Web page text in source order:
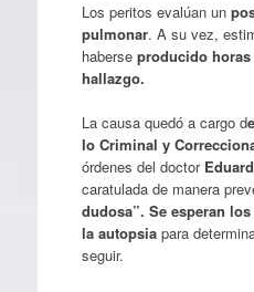
Los peritos evalúan un
pulmonar. A su vez,
haberse producido
hallazgo.
La causa quedó a cargo d
lo Criminal y
órdenes del doctor
caratulada de manera
dudosa”. Se esperan
la autopsia para
seguir.